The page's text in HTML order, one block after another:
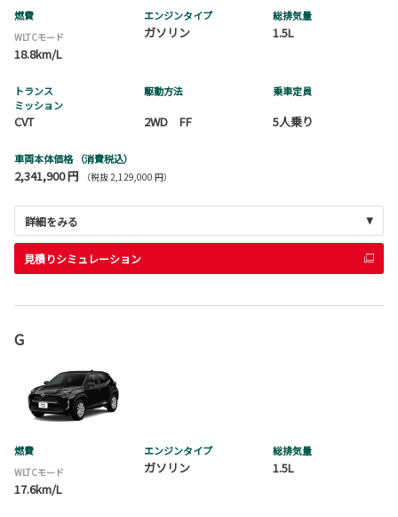
燃費
WLTCモード
18.8km/L
エンジンタイプ
ガソリン
総排気量
1.5L
トランス
ミッション
CVT
駆動方法
2WD FF
乗車定員
5人乗り
車両本体価格 （消費税込）
2,341,900 円 （税抜 2,129,000 円）
詳細をみる
見積りシミュレーション
G
燃費
WLTCモード
17.6km/L
エンジンタイプ
ガソリン
総排気量
1.5L